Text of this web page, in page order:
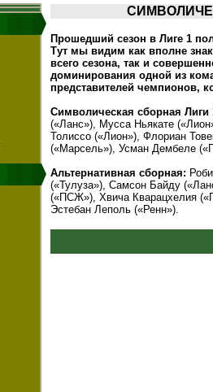
Прошедший сезон в Лиге 1
Тут мы видим как вполне
всего сезона, так и
доминирования одной из
представителей чемпионов,
Символическая сборная Лиги
(«Ланс»), Мусса Ньякате
Толиссо («Лион»), Флориан
(«Марсель»), Усман Дембеле
Альтернативная сборная:
(«Тулуза»), Самсон Байду
(«ПСЖ»), Хвича Кварацхелия
Эстебан Леполь («Ренн»).